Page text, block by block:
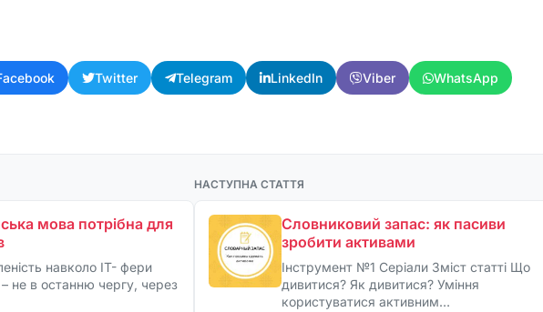
Twitter Telegram LinkedIn Viber WhatsApp
мова потрібна для
навколо IT- фери
не в останню чергу, через
НАСТУПНА СТАТТЯ
Словниковий запас: як пасиви
зробити активами
Інструмент №1 Серіали Зміст статті Що
дивитися? Як дивитися? Уміння
користуватися активним…